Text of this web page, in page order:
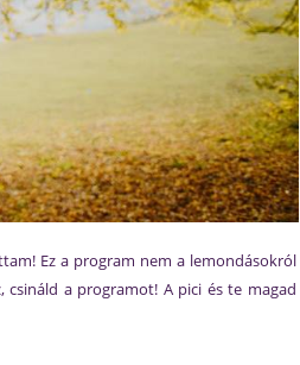
Ez a program nem a
a programot! A pici és te magad